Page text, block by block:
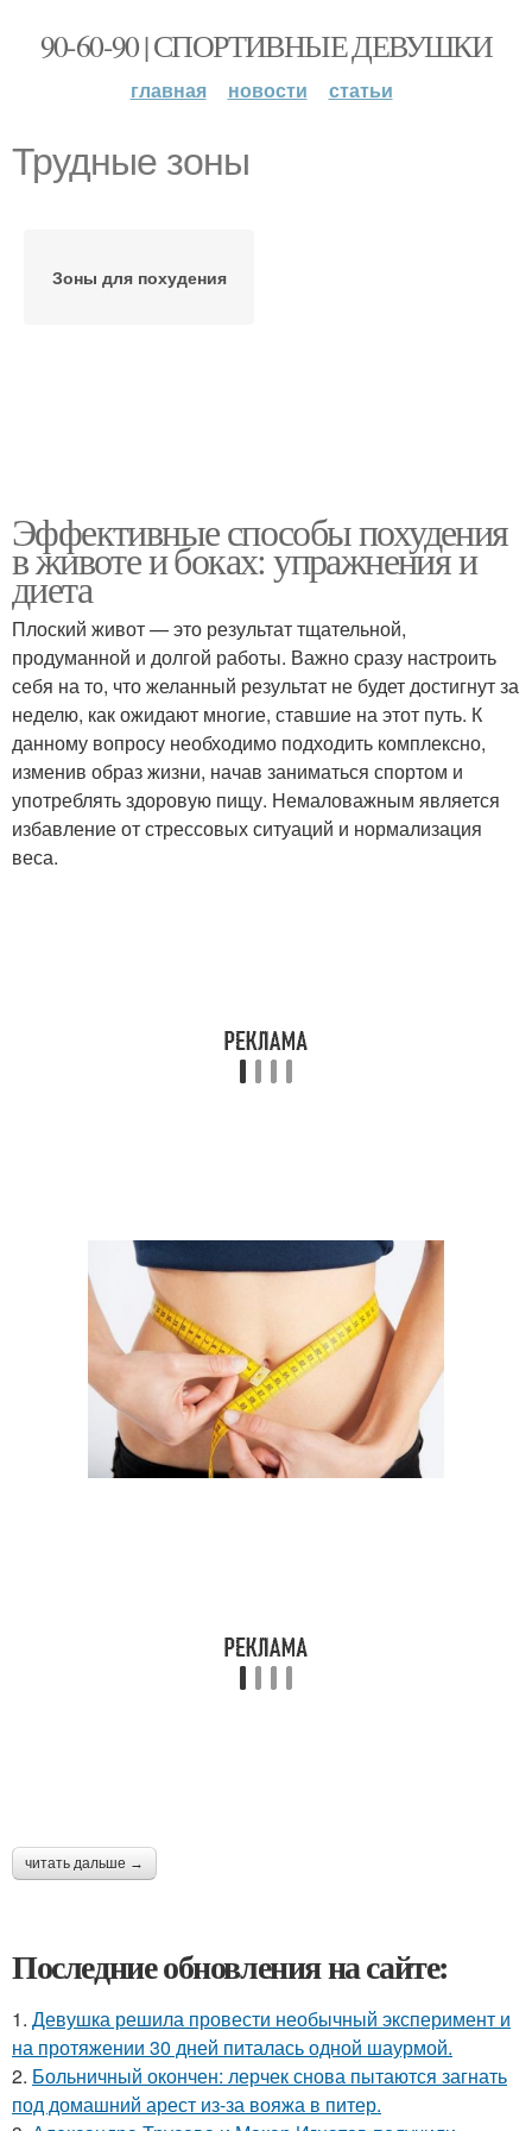
90-60-90 | СПОРТИВНЫЕ ДЕВУШКИ
главная новости статьи
Трудные зоны
Зоны для похудения
Эффективные способы похудения
в животе и боках: упражнения и
диета
Плоский живот — это результат тщательной,
продуманной и долгой работы. Важно сразу настроить
себя на то, что желанный результат не будет достигнут за
неделю, как ожидают многие, ставшие на этот путь. К
данному вопросу необходимо подходить комплексно,
изменив образ жизни, начав заниматься спортом и
употреблять здоровую пищу. Немаловажным является
избавление от стрессовых ситуаций и нормализация
веса.
читать дальше →
Последние обновления на сайте:
1. Девушка решила провести необычный эксперимент и
на протяжении 30 дней питалась одной шаурмой.
2. Больничный окончен: лерчек снова пытаются загнать
под домашний арест из-за вояжа в питер.